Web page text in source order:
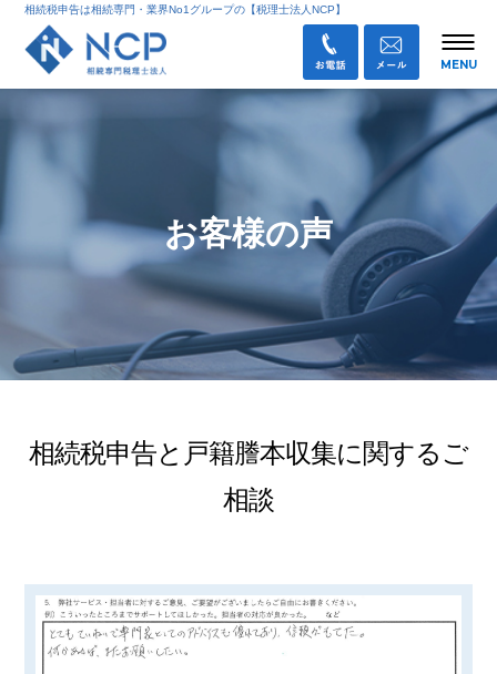
相続税申告は相続専門・業界No1グループの【税理士法人NCP】
お客様の声
相続税申告と戸籍謄本収集に関するご
相談